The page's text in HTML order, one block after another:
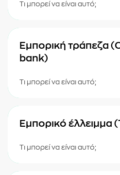
Τι μπορεί να είναι αυτό;
Εμπορική τράπεζα
bank)
Τι μπορεί να είναι αυτό;
Εμπορικό έλλειμμα
Τι μπορεί να είναι αυτό;